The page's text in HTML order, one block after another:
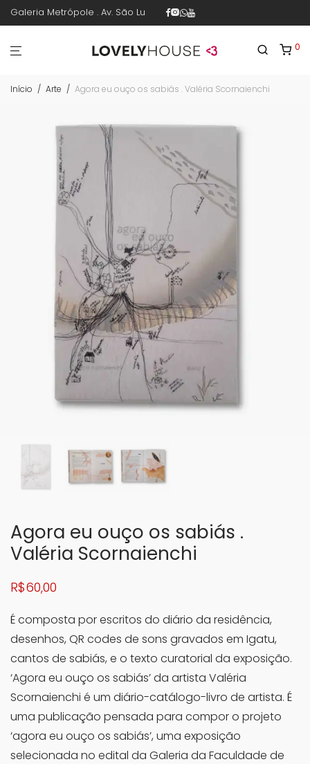
Galeria Metrópole . Av. São Luís 187 . sala 30 . 1º piso . República .
0
Início / Arte / Agora eu ouço os sabiás . Valéria Scornaienchi
Agora eu ouço os sabiás .
Valéria Scornaienchi
R$60,00
É composta por escritos do diário da residência,
desenhos, QR codes de sons gravados em Igatu,
cantos de sabiás, e o texto curatorial da exposição.
‘Agora eu ouço os sabiás’ da artista Valéria
Scornaienchi é um diário-catálogo-livro de artista. É
uma publicação pensada para compor o projeto
‘agora eu ouço os sabiás’, uma exposição
selecionada no edital da Galeria da Faculdade de